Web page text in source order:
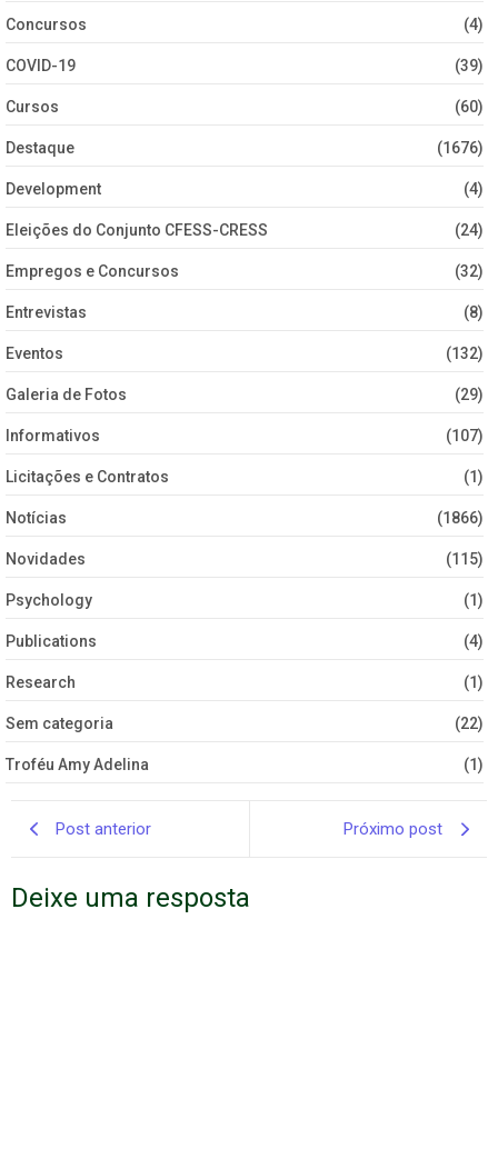
Concursos (4)
COVID-19 (39)
Cursos (60)
Destaque (1676)
Development (4)
Eleições do Conjunto CFESS-CRESS (24)
Empregos e Concursos (32)
Entrevistas (8)
Eventos (132)
Galeria de Fotos (29)
Informativos (107)
Licitações e Contratos (1)
Notícias (1866)
Novidades (115)
Psychology (1)
Publications (4)
Research (1)
Sem categoria (22)
Troféu Amy Adelina (1)
Post anterior Próximo post
Deixe uma resposta